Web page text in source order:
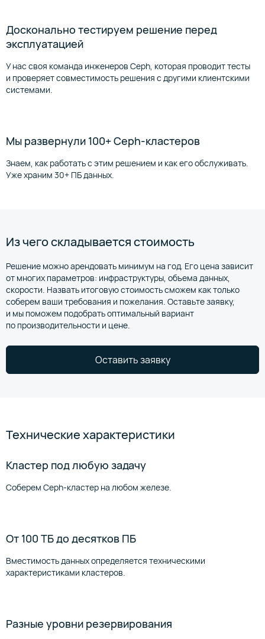
Досконально тестируем решение перед
эксплуатацией
У нас своя команда инженеров Ceph, которая проводит тесты
и проверяет совместимость решения с другими клиентскими
системами.
Мы развернули 100+ Ceph-кластеров
Знаем, как работать с этим решением и как его обслуживать.
Уже храним 30+ ПБ данных.
Из чего складывается стоимость
Решение можно арендовать минимум на год. Его цена зависит
от многих параметров: инфраструктуры, объема данных,
скорости. Назвать итоговую стоимость сможем как только
соберем ваши требования и пожелания. Оставьте заявку,
и мы поможем подобрать оптимальный вариант
по производительности и цене.
Оставить заявку
Технические характеристики
Кластер под любую задачу
Соберем Ceph-кластер на любом железе.
От 100 ТБ до десятков ПБ
Вместимость данных определяется техническими
характеристиками кластеров.
Разные уровни резервирования